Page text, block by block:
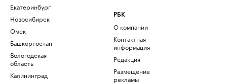
Екатеринбург
Новосибирск
Омск
Башкортостан
Вологодская
область
Калининград
РБК
О компании
Контактная
информация
Редакция
Размещение
рекламы